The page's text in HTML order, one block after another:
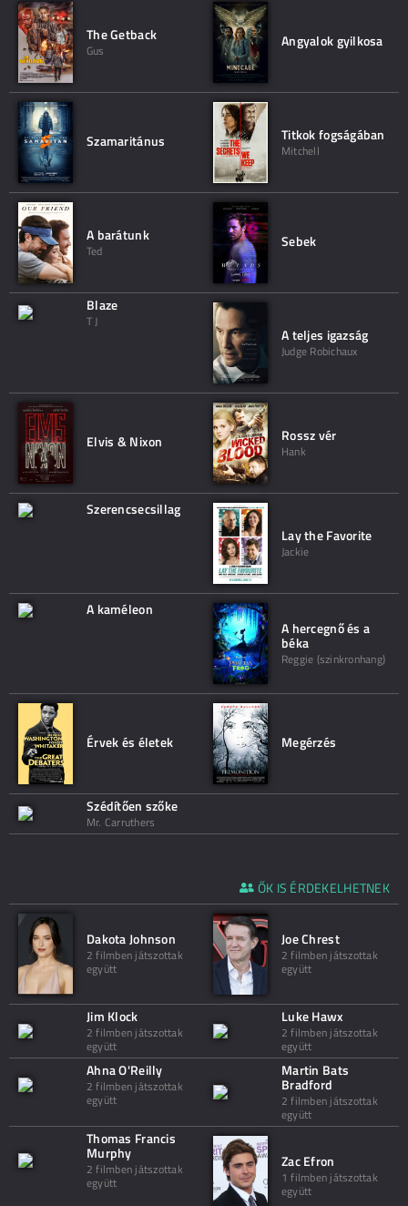
The Getback
Gus
Angyalok gyilkosa
Szamaritánus Titkok fogságában
Mitchell
A barátunk
Ted
Sebek
Blaze
T J
A teljes igazság
Judge Robichaux
Elvis & Nixon Rossz vér
Hank
Szerencsecsillag
Lay the Favorite
Jackie
A kaméleon
A hercegnő és a
béka
Reggie (szinkronhang)
Érvek és életek Megérzés
Szédítően szőke
Mr. Carruthers
ŐK IS ÉRDEKELHETNEK
Dakota Johnson
2 filmben játszottak
együtt
Joe Chrest
2 filmben játszottak
együtt
Jim Klock
2 filmben játszottak
együtt
Luke Hawx
2 filmben játszottak
együtt
Ahna O'Reilly
2 filmben játszottak
együtt
Martin Bats
Bradford
2 filmben játszottak
együtt
Thomas Francis
Murphy
2 filmben játszottak
együtt
Zac Efron
1 filmben játszottak
együtt